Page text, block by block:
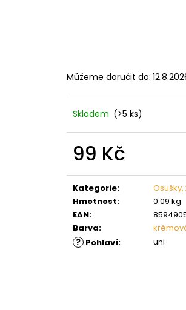
Můžeme doručit do:
Skladem (>5 ks)
99 Kč
Kategorie:
Osušky,
Hmotnost:
0.09 kg
EAN:
Barva:
? Pohlaví: uni